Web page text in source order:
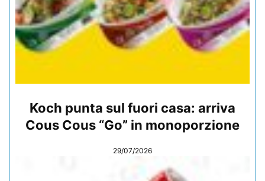
Koch punta sul fuori casa: arriva
Cous Cous “Go” in monoporzione
29/07/2026